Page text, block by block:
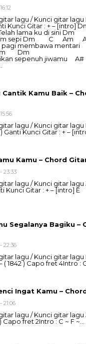
lagu / Kunci gitar lagu
Kunci Gitar : + – [intro]
lama ku di sini
sepi Dm C Am
pagi membawa mentari
Dm
sepenuh jiwamu
Cantik Kamu Baik –
lagu / Kunci gitar lagu
Ganti Kunci Gitar : + –
Kamu – Chord
23:33
lagu / Kunci gitar lagu
Kunci Gitar : + – [intro]
Segalanya Bagiku –
22:36
lagu / Kunci gitar lagu
( 1842 ) Capo fret 4Intro :
Ingat Kamu –
21:06
lagu / Kunci gitar
fret 2Intro : C ~ F ~…